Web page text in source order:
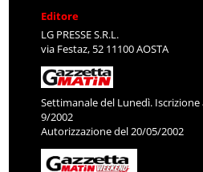
Editore
LG PRESSE S.R.L.
via Festaz, 52 11100 AOSTA
Settimanale del Lunedì.
9/2002
Autorizzazione del 20/05/2002